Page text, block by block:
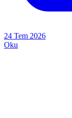
24 Tem 2026
Oku